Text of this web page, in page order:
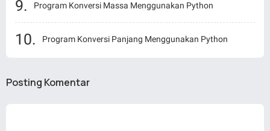
Program Konversi Massa Menggunakan Python
Program Konversi Panjang Menggunakan Python
Posting Komentar